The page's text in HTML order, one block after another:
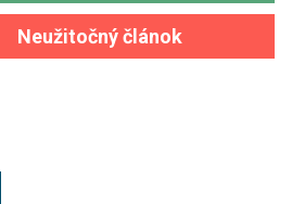
Neužitočný článok